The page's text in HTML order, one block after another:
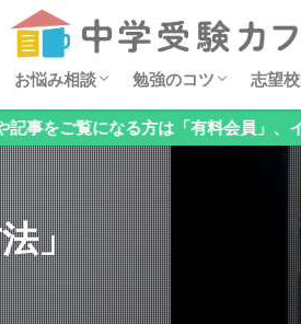
画
ド特典
内
お悩み相談
安浪京子メッセージ
オンライン相談会
お悩みQ&A
勉強のコツ
算数の勉強法
親子でチェック！基
国語の勉強法
理科の勉強法
公立中高一貫校の対
オススメ学習漫画
志望
過去
中学
方は「有料会員」、イベント予約の
」
画
ド特典
内安浪京子メッセージ
オンライン相談会
お悩みQ&A 算数の勉強法
親子でチェック！基
国語の勉強法
理科の勉強法
公立中高一貫校の対策
オススメ学習漫画
検索